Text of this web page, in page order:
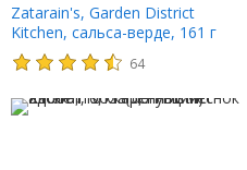
Zatarain's, Garden District
Kitchen, сальса-верде, 161 г
(5,7 унции)
64